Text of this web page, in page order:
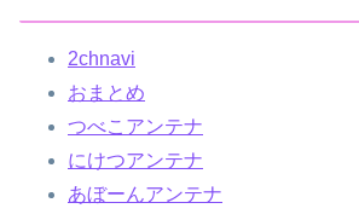
2chnavi
おまとめ
つべこアンテナ
にけつアンテナ
あぼーんアンテナ